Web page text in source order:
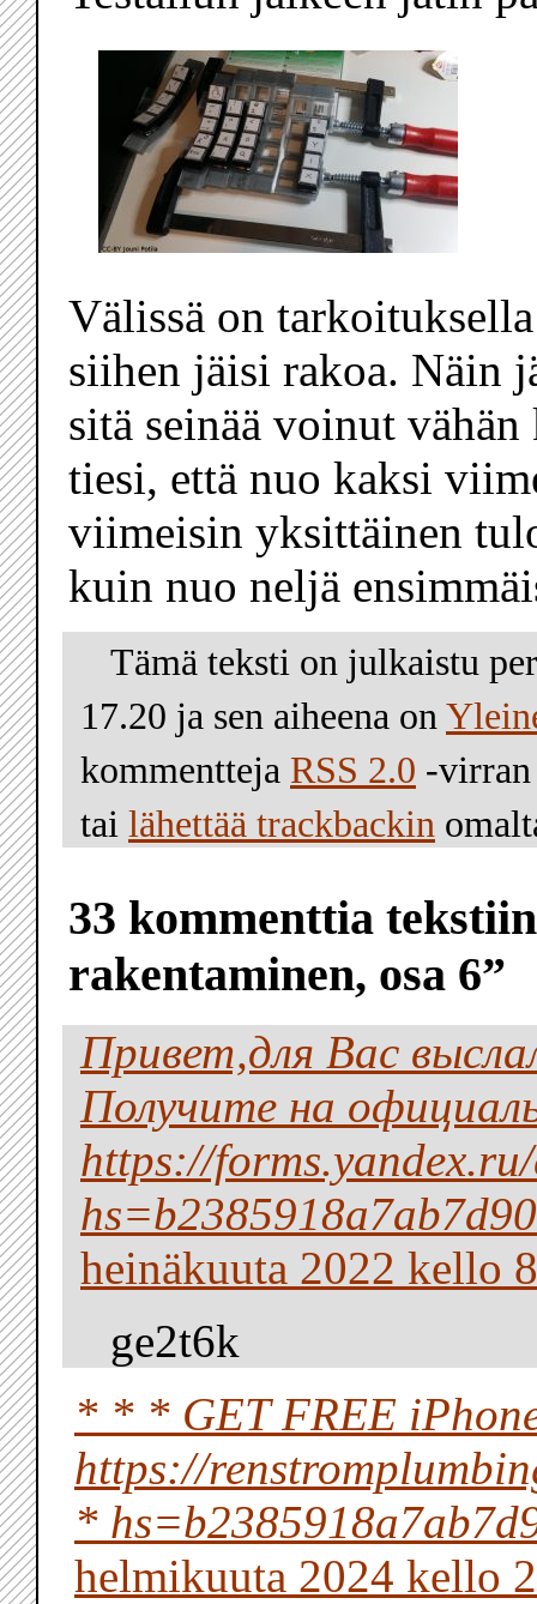
Välissä on
siihen jäisi rakoa. Näin
sitä seinää voinut
tiesi, että nuo kaksi
viimeisin yksittäinen
kuin nuo neljä
Tämä teksti on julkaistu
17.20 ja sen aiheena on
kommentteja RSS 2.0 -
tai lähettää trackbackin
33 kommenttia
rakentaminen, osa 6”
Привет,для Вас
Получите на
https://
heinäkuuta 2022 kello
ge2t6k
* * * GET FREE
https://
*
helmikuuta 2024 kello